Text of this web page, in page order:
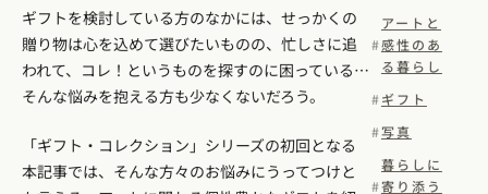
ギフトを検討している方のなかには、せっかくの
贈り物は心を込めて選びたいものの、忙しさに追
われて、コレ！というものを探すのに困っている…
そんな悩みを抱える方も少なくないだろう。
「ギフト・コレクション」シリーズの初回となる
本記事では、そんな方々のお悩みにうってつけと
アートと
感性のあ
る暮らし
ギフト
写真
暮らしに
寄り添う